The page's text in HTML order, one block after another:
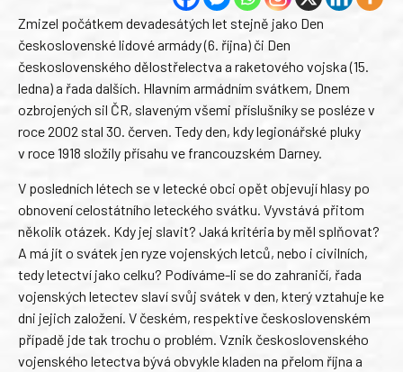
Zmizel počátkem devadesátých let stejně jako Den
československé lidové armády (6. října) či Den
československého dělostřelectva a raketového vojska (15.
ledna) a řada dalších. Hlavním armádním svátkem, Dnem
ozbrojených sil ČR, slaveným všemi příslušníky se posléze v
roce 2002 stal 30. červen. Tedy den, kdy legionářské pluky
v roce 1918 složily přísahu ve francouzském Darney.
V posledních létech se v letecké obci opět objevují hlasy po
obnovení celostátního leteckého svátku. Vyvstává přitom
několik otázek. Kdy jej slavit? Jaká kritéria by měl splňovat?
A má jít o svátek jen ryze vojenských letců, nebo i civilních,
tedy letectví jako celku? Podíváme-li se do zahraničí, řada
vojenských letectev slaví svůj svátek v den, který vztahuje ke
dni jejich založení. V českém, respektive československém
případě jde tak trochu o problém. Vznik československého
vojenského letectva bývá obvykle kladen na přelom října a